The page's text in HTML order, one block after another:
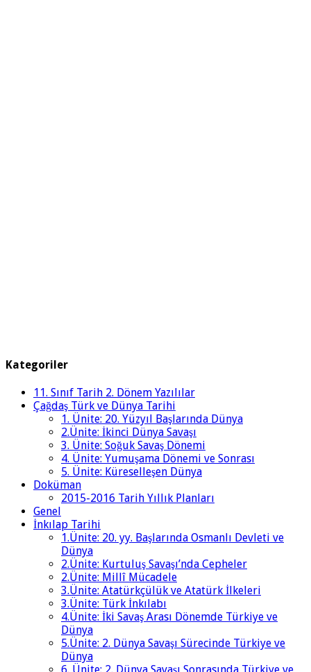
Kategoriler
11. Sınıf Tarih 2. Dönem Yazılılar
Çağdaş Türk ve Dünya Tarihi
1. Ünite: 20. Yüzyıl Başlarında Dünya
2.Ünite: İkinci Dünya Savaşı
3. Ünite: Soğuk Savaş Dönemi
4. Ünite: Yumuşama Dönemi ve Sonrası
5. Ünite: Küreselleşen Dünya
Doküman
2015-2016 Tarih Yıllık Planları
Genel
İnkılap Tarihi
1.Ünite: 20. yy. Başlarında Osmanlı Devleti ve
Dünya
2.Ünite: Kurtuluş Savaşı’nda Cepheler
2.Ünite: Millî Mücadele
3.Ünite: Atatürkçülük ve Atatürk İlkeleri
3.Ünite: Türk İnkılabı
4.Ünite: İki Savaş Arası Dönemde Türkiye ve
Dünya
5.Ünite: 2. Dünya Savaşı Sürecinde Türkiye ve
Dünya